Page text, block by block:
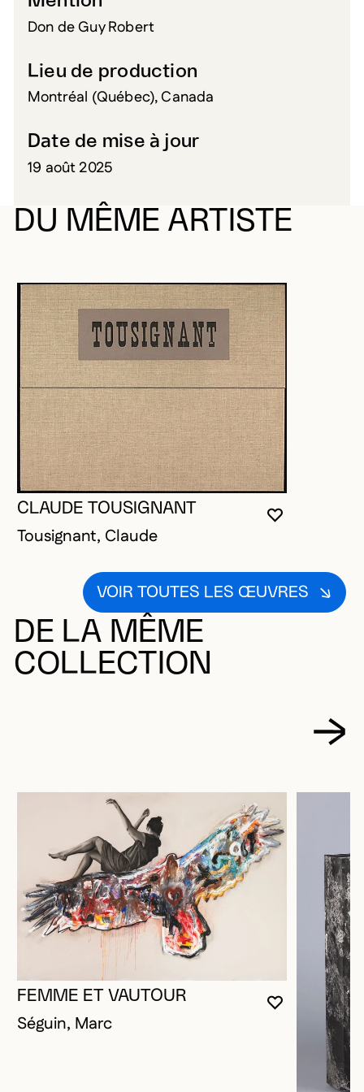
Don de Guy Robert
Lieu de production
Montréal (Québec), Canada
Date de mise à jour
19 août 2025
DU MÊME ARTISTE
VOUS
FERMER
OUVRIR LA
CLAUDE TOUSIGNANT
Tousignant, Claude
VOIR TOUTES LES ŒUVRES
DE LA MÊME
COLLECTION
VOUS
FERMER
OUVRIR LA
FEMME ET VAUTOUR
Séguin, Marc